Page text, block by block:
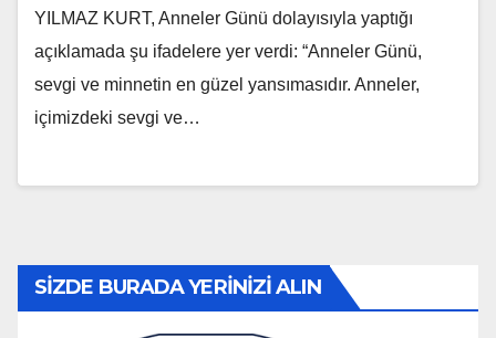
YILMAZ KURT, Anneler Günü dolayısıyla yaptığı
açıklamada şu ifadelere yer verdi: “Anneler Günü,
sevgi ve minnetin en güzel yansımasıdır. Anneler,
içimizdeki sevgi ve…
SİZDE BURADA YERİNİZİ ALIN